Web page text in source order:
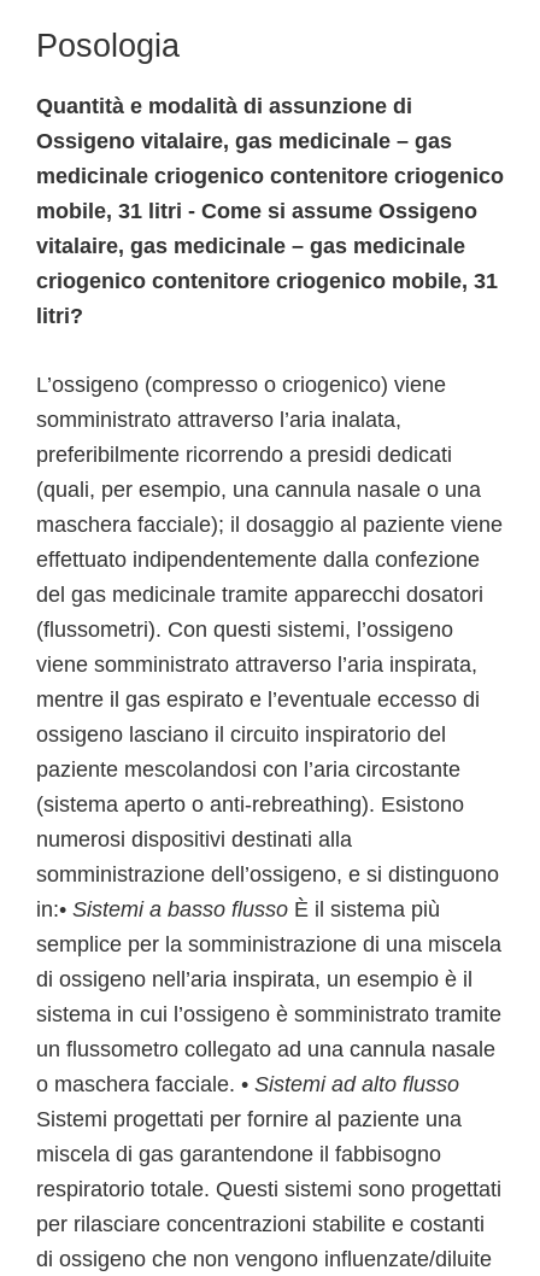
Posologia
Quantità e modalità di assunzione di
Ossigeno vitalaire, gas medicinale – gas
medicinale criogenico contenitore criogenico
mobile, 31 litri - Come si assume Ossigeno
vitalaire, gas medicinale – gas medicinale
criogenico contenitore criogenico mobile, 31
litri?
L’ossigeno (compresso o criogenico) viene
somministrato attraverso l’aria inalata,
preferibilmente ricorrendo a presidi dedicati
(quali, per esempio, una cannula nasale o una
maschera facciale); il dosaggio al paziente viene
effettuato indipendentemente dalla confezione
del gas medicinale tramite apparecchi dosatori
(flussometri). Con questi sistemi, l’ossigeno
viene somministrato attraverso l’aria inspirata,
mentre il gas espirato e l’eventuale eccesso di
ossigeno lasciano il circuito inspiratorio del
paziente mescolandosi con l’aria circostante
(sistema aperto o anti-rebreathing). Esistono
numerosi dispositivi destinati alla
somministrazione dell’ossigeno, e si distinguono
in:• Sistemi a basso flusso È il sistema più
semplice per la somministrazione di una miscela
di ossigeno nell’aria inspirata, un esempio è il
sistema in cui l’ossigeno è somministrato tramite
un flussometro collegato ad una cannula nasale
o maschera facciale. • Sistemi ad alto flusso
Sistemi progettati per fornire al paziente una
miscela di gas garantendone il fabbisogno
respiratorio totale. Questi sistemi sono progettati
per rilasciare concentrazioni stabilite e costanti
di ossigeno che non vengono influenzate/diluite